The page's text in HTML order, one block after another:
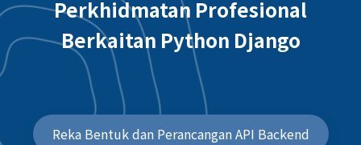
Kami Juga Menyediakan Pelbagai
Perkhidmatan Profesional
Berkaitan Python Django